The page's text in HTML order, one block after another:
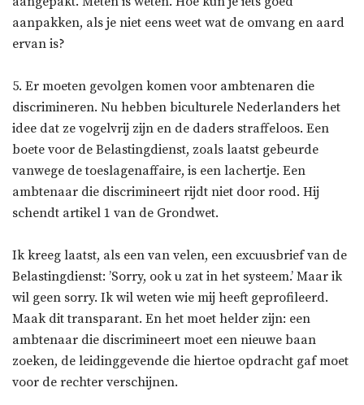
aanpakken, als je niet eens weet wat de omvang en aard
ervan is?
5. Er moeten gevolgen komen voor ambtenaren die
discrimineren. Nu hebben biculturele Nederlanders het
idee dat ze vogelvrij zijn en de daders straffeloos. Een
boete voor de Belastingdienst, zoals laatst gebeurde
vanwege de toeslagenaffaire, is een lachertje. Een
ambtenaar die discrimineert rijdt niet door rood. Hij
schendt artikel 1 van de Grondwet.
Ik kreeg laatst, als een van velen, een excuusbrief van de
Belastingdienst: ’Sorry, ook u zat in het systeem.’ Maar ik
wil geen sorry. Ik wil weten wie mij heeft geprofileerd.
Maak dit transparant. En het moet helder zijn: een
ambtenaar die discrimineert moet een nieuwe baan
zoeken, de leidinggevende die hiertoe opdracht gaf moet
voor de rechter verschijnen.